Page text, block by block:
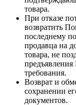
товара.
При отказе
возвратить
последнему
продавца на
товара, не
требования.
Возврат и
сохранении
документов.